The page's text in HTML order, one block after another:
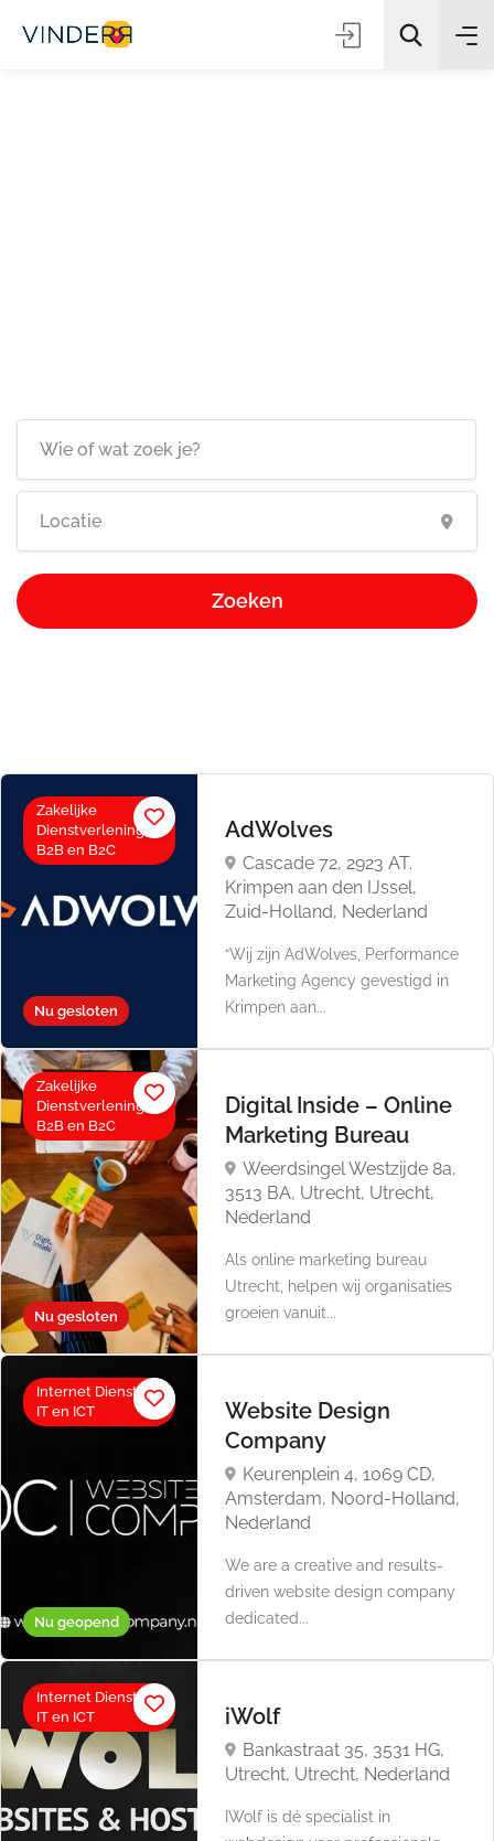
Zoeken
Nu gesloten
Zakelijke
Dienstverlening,
B2B en B2C
AdWolves
Cascade 72, 2923 AT.
Krimpen aan den IJssel,
Zuid-Holland, Nederland
“Wij zijn AdWolves, Performance
Marketing Agency gevestigd in
Krimpen aan...
Nu gesloten
Zakelijke
Dienstverlening,
B2B en B2C
Digital Inside – Online
Marketing Bureau
Weerdsingel Westzijde 8a,
3513 BA, Utrecht, Utrecht,
Nederland
Als online marketing bureau
Utrecht, helpen wij organisaties
groeien vanuit...
Nu geopend
Internet Diensten,
IT en ICT
Website Design
Company
Keurenplein 4, 1069 CD,
Amsterdam, Noord-Holland,
Nederland
We are a creative and results-
driven website design company
dedicated...
Internet Diensten,
IT en ICT
iWolf
Bankastraat 35, 3531 HG,
Utrecht, Utrecht, Nederland
IWolf is dé specialist in